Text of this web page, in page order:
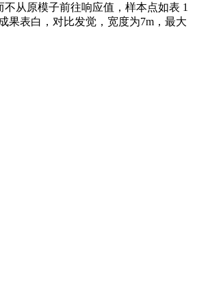
从原模子前往响应值，样本点如表 1
果表白，对比发觉，宽度为7m，最大